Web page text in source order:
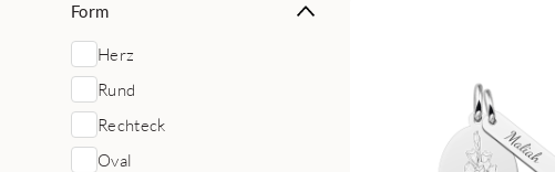
Form
Herz
Rund
Rechteck
Oval